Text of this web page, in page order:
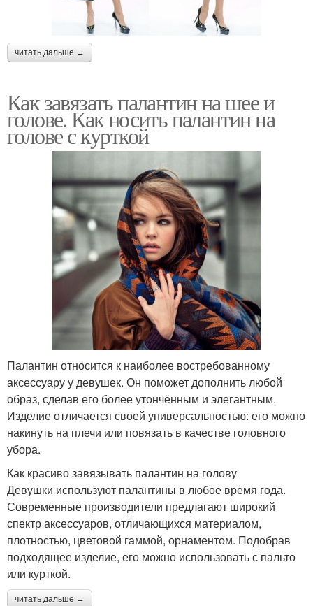
читать дальше →
Как завязать палантин на шее и
голове. Как носить палантин на
голове с курткой
Палантин относится к наиболее востребованному
аксессуару у девушек. Он поможет дополнить любой
образ, сделав его более утончённым и элегантным.
Изделие отличается своей универсальностью: его можно
накинуть на плечи или повязать в качестве головного
убора.
Как красиво завязывать палантин на голову
Девушки используют палантины в любое время года.
Современные производители предлагают широкий
спектр аксессуаров, отличающихся материалом,
плотностью, цветовой гаммой, орнаментом. Подобрав
подходящее изделие, его можно использовать с пальто
или курткой.
читать дальше →